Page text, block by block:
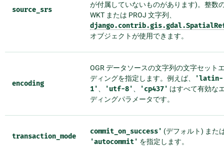
source_srs
が付属していないものがあります)。整数
WKT または PROJ 文字列、
オブジェクトが使用できます。
encoding
OGR データソースの文字列の文字セット
ディングを指定します。例えば、
'latin-
1'、 'utf-8'、 'cp437' はすべて有効な
ディングパラメータです。
transaction_mode
commit_on_success' (デフォルト) また
'autocommit' を指定します。